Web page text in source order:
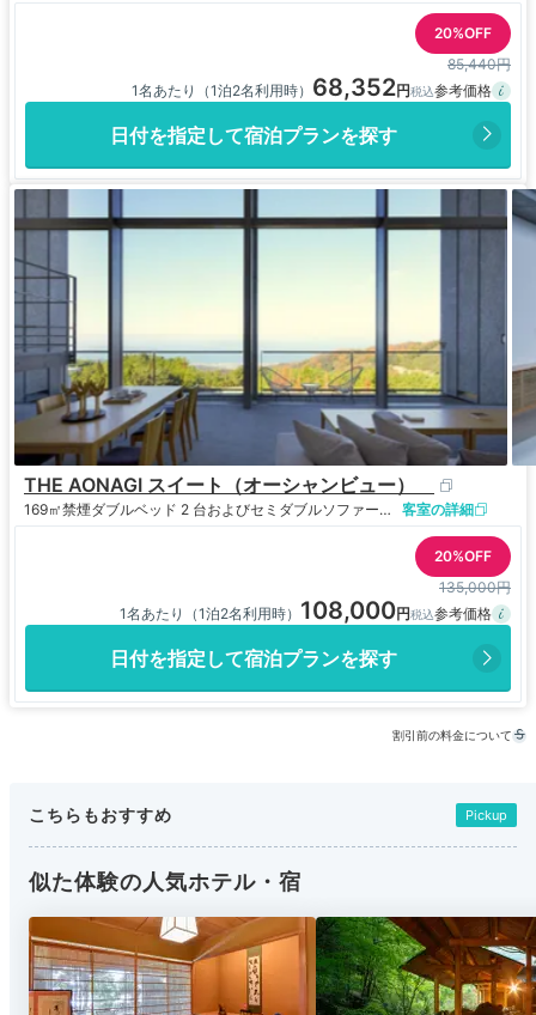
20%OFF
85,440円
1名あたり（1泊2名利用時） 68,352
日付を指定して宿泊プランを探す
THE AONAGI スイート（オーシャンビュー）
169㎡禁煙 ダブルベッド 2 台およびセミダブルソファーベッド 1 台 客室の詳細
20%OFF
135,000円
1名あたり（1泊2名利用時） 108,000
日付を指定して宿泊プランを探す
割引前の料金について
こちらもおすすめ Pickup
似た体験の人気ホテル・宿